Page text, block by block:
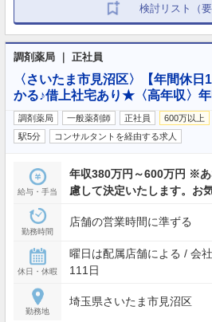
検討リスト（要
調剤薬局 ｜ 正社員
〈さいたま市見沼区〉【年間休
かる♪借上社宅あり★〈高年収〉年
調剤薬局 一般薬剤師 正社員 600万以上
駅5分
コンサルタントを経由する求人
給与・手当
年収380万円～600万円 ※
慮して決定いたします。お
勤務時間
店舗の営業時間に準ずる
休日・休暇
曜日は配属店舗による / 会
111日
勤務地
埼玉県さいたま市見沼区